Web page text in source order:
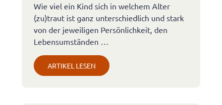
Wie viel ein Kind sich in welchem Alter
(zu)traut ist ganz unterschiedlich und stark
von der jeweiligen Persönlichkeit, den
Lebensumständen …
ARTIKEL LESEN